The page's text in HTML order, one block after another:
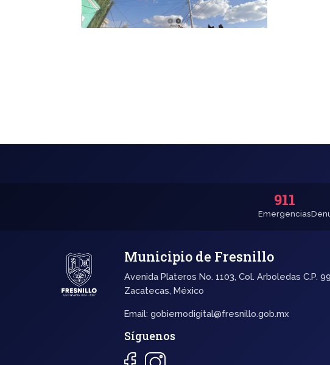
911
Emergencias
Municipio de Fresnillo
Avenida Plateros No. 1103, Col. Arboledas C.P.
Zacatecas, México
Email:gobiernodigital@fresnillo.gob.mx
Síguenos